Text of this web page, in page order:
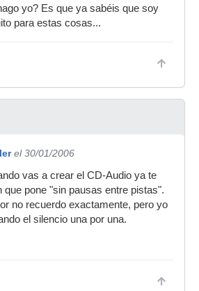
yo? Es que ya sabéis que soy
para estas cosas...
el 30/01/2006
vas a crear el CD-Audio ya te
que pone "sin pausas entre pistas".
no recuerdo exactamente, pero yo
el silencio una por una.